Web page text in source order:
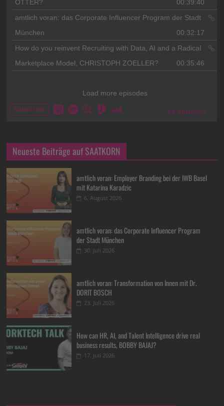
Neueste Beiträge auf SAATKORN
amtlich voran: Employer Branding bei der IWB Basel
mit Katarina Karadzic
6. August 2026
amtlich voran: das Corporate Influencer Program
der Stadt München
30. Juli 2026
amtlich voran: Transformation von Innen mit Dr.
DORIT BOSCH
23. Juli 2026
How can HR, AI, and Talent Intelligence drive real
business results, BOBBY BAJAJ?
17. Juli 2026